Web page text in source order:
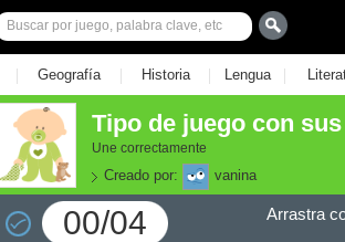
| Geografía | Historia | Lengua |
Tipo de juego con
Une correctamente
Creado por: vanina
00/04
Arrastra